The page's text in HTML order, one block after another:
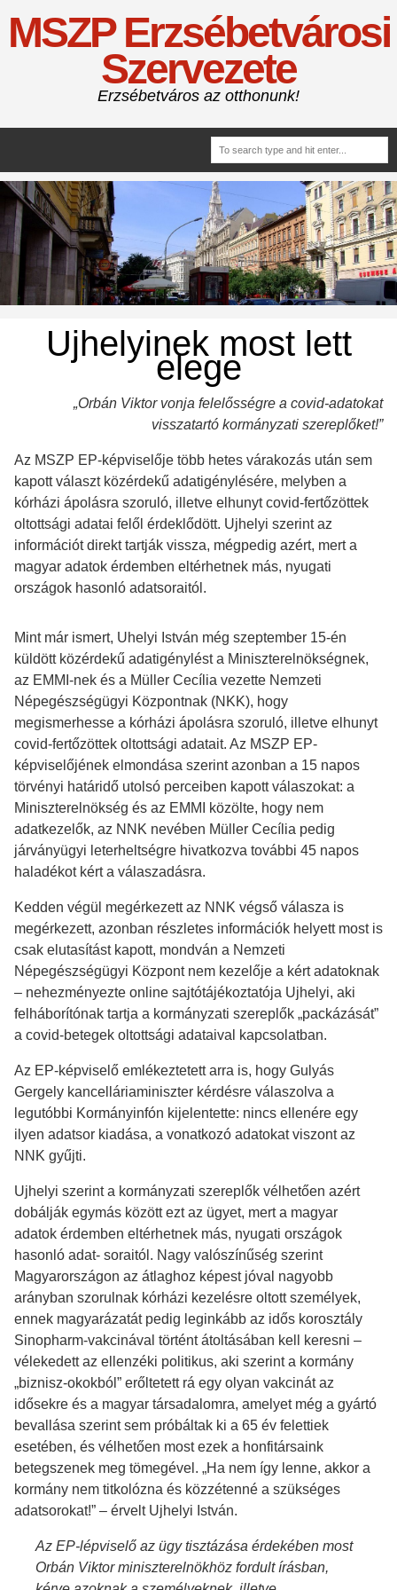
MSZP Erzsébetvárosi
Szervezete
Erzsébetváros az otthonunk!
Ujhelyinek most lett
elege
„Orbán Viktor vonja felelősségre a covid-adatokat
visszatartó kormányzati szereplőket!”
Az MSZP EP-képviselője több hetes várakozás után sem
kapott választ közérdekű adatigénylésére, melyben a
kórházi ápolásra szoruló, illetve elhunyt covid-fertőzöttek
oltottsági adatai felől érdeklődött. Ujhelyi szerint az
információt direkt tartják vissza, mégpedig azért, mert a
magyar adatok érdemben eltérhetnek más, nyugati
országok hasonló adatsoraitól.
Mint már ismert, Uhelyi István még szeptember 15-én
küldött közérdekű adatigénylést a Miniszterelnökségnek,
az EMMI-nek és a Müller Cecília vezette Nemzeti
Népegészségügyi Központnak (NKK), hogy
megismerhesse a kórházi ápolásra szoruló, illetve elhunyt
covid-fertőzöttek oltottsági adatait. Az MSZP EP-
képviselőjének elmondása szerint azonban a 15 napos
törvényi határidő utolsó perceiben kapott válaszokat: a
Miniszterelnökség és az EMMI közölte, hogy nem
adatkezelők, az NNK nevében Müller Cecília pedig
járványügyi leterheltségre hivatkozva további 45 napos
haladékot kért a válaszadásra.
Kedden végül megérkezett az NNK végső válasza is
megérkezett, azonban részletes információk helyett most is
csak elutasítást kapott, mondván a Nemzeti
Népegészségügyi Központ nem kezelője a kért adatoknak
– nehezményezte online sajtótájékoztatója Ujhelyi, aki
felháborítónak tartja a kormányzati szereplők „packázását”
a covid-betegek oltottsági adataival kapcsolatban.
Az EP-képviselő emlékeztetett arra is, hogy Gulyás
Gergely kancelláriaminiszter kérdésre válaszolva a
legutóbbi Kormányinfón kijelentette: nincs ellenére egy
ilyen adatsor kiadása, a vonatkozó adatokat viszont az
NNK gyűjti.
Ujhelyi szerint a kormányzati szereplők vélhetően azért
dobálják egymás között ezt az ügyet, mert a magyar
adatok érdemben eltérhetnek más, nyugati országok
hasonló adat- soraitól. Nagy valószínűség szerint
Magyarországon az átlaghoz képest jóval nagyobb
arányban szorulnak kórházi kezelésre oltott személyek,
ennek magyarázatát pedig leginkább az idős korosztály
Sinopharm-vakcinával történt átoltásában kell keresni –
vélekedett az ellenzéki politikus, aki szerint a kormány
„biznisz-okokból” erőltetett rá egy olyan vakcinát az
idősekre és a magyar társadalomra, amelyet még a gyártó
bevallása szerint sem próbáltak ki a 65 év felettiek
esetében, és vélhetően most ezek a honfitársaink
betegszenek meg tömegével. „Ha nem így lenne, akkor a
kormány nem titkolózna és közzétenné a szükséges
adatsorokat!” – érvelt Ujhelyi István.
Az EP-lépviselő az ügy tisztázása érdekében most
Orbán Viktor miniszterelnökhöz fordult írásban,